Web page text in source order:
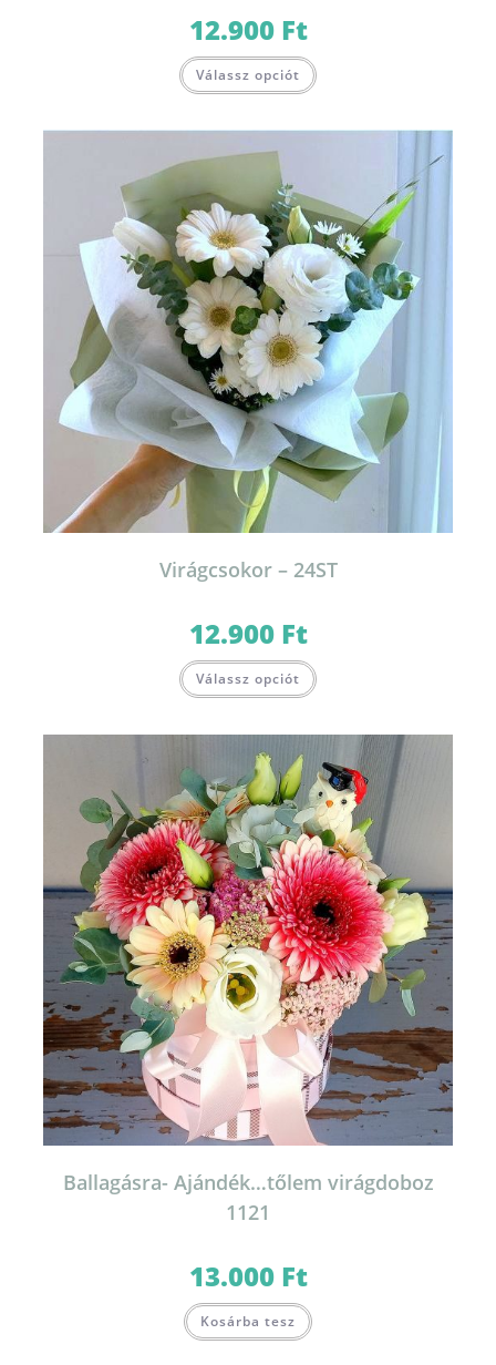
12.900 Ft
Válassz opciót
Virágcsokor – 24ST
12.900 Ft
Válassz opciót
Ballagásra- Ajándék…tőlem virágdoboz
1121
13.000 Ft
Kosárba tesz